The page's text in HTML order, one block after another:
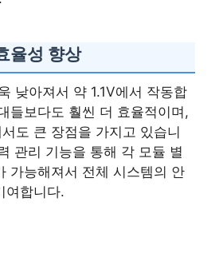
율성 향상
낮아져서 약 1.1V에서 작동합
들보다도 훨씬 더 효율적이며,
도 큰 장점을 가지고 있습니
관리 기능을 통해 각 모듈 별
가능해져서 전체 시스템의 안
여합니다.